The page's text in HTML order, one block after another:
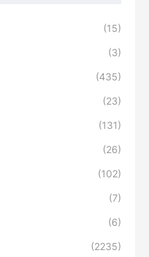
(15)
(3)
(435)
(23)
(131)
(26)
(102)
(7)
(6)
(2235)